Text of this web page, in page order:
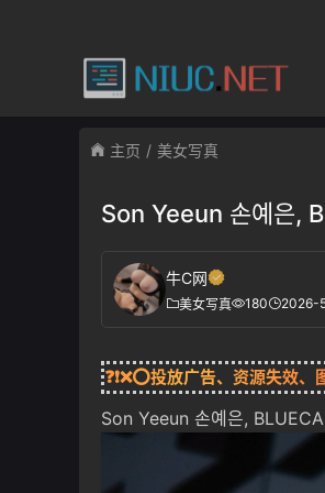
主页 美女写真
Son Yeeun 손예은,
牛C网
美女写真 180 2026-
❓❗❌⭕投放广告、资源失效
Son Yeeun 손예은,